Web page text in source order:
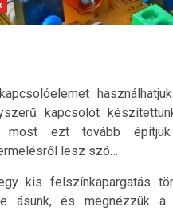
kapcsolót
most ezt tovább
lesz szó…
kis felszínkapargatás
ásunk, és megnézzük a